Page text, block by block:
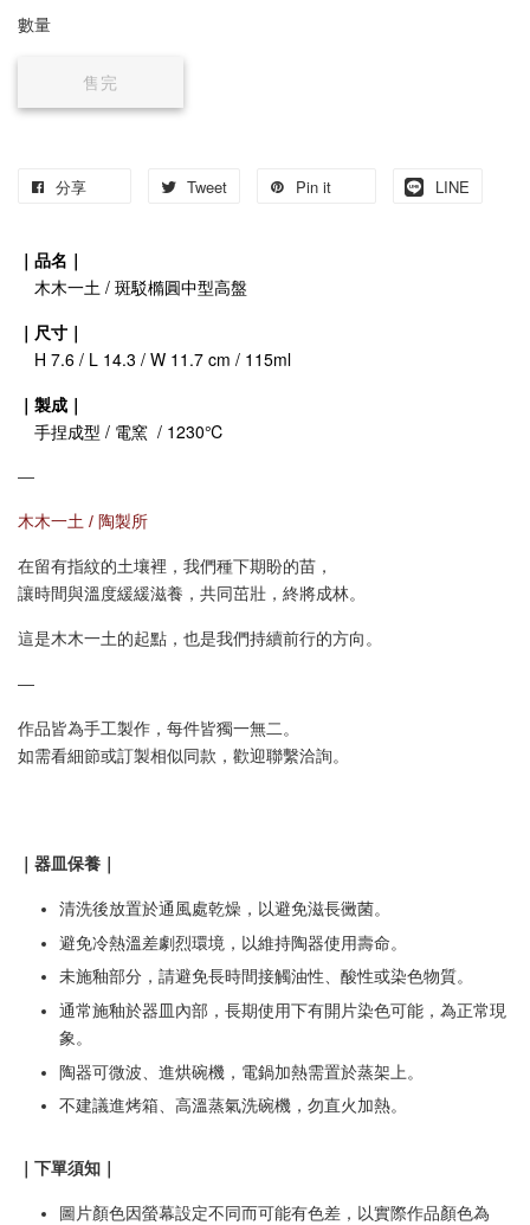
數量
售完
分享 Tweet Pin it LINE
｜品名｜
木木一土 / 斑駁橢圓中型高盤
｜尺寸｜
H 7.6 / L 14.3 / W 11.7 cm / 115ml
｜製成｜
手捏成型 / 電窯 / 1230℃
—
木木一土 / 陶製所
在留有指紋的土壤裡，我們種下期盼的苗，
讓時間與溫度緩緩滋養，共同茁壯，終將成林。
這是木木一土的起點，也是我們持續前行的方向。
—
作品皆為手工製作，每件皆獨一無二。
如需看細節或訂製相似同款，歡迎聯繫洽詢。
｜器皿保養｜
清洗後放置於通風處乾燥，以避免滋長黴菌。
避免冷熱溫差劇烈環境，以維持陶器使用壽命。
未施釉部分，請避免長時間接觸油性、酸性或染色物質。
通常施釉於器皿內部，長期使用下有開片染色可能，為正常現
象。
陶器可微波、進烘碗機，電鍋加熱需置於蒸架上。
不建議進烤箱、高溫蒸氣洗碗機，勿直火加熱。
｜下單須知｜
圖片顏色因螢幕設定不同而可能有色差，以實際作品顏色為